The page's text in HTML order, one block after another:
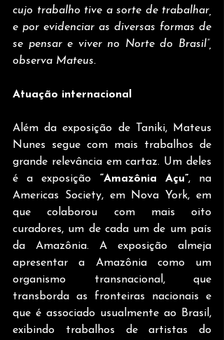
cujo trabalho tive a sorte de trabalhar,
e por evidenciar as diversas formas de
se pensar e viver no Norte do Brasil”,
observa Mateus.
Atuação internacional
Além da exposição de Taniki, Mateus
Nunes segue com mais trabalhos de
grande relevância em cartaz. Um deles
é a exposição “Amazônia Açu”, na
Americas Society, em Nova York, em
que colaborou com mais oito
curadores, um de cada um de um país
da Amazônia. A exposição almeja
apresentar a Amazônia como um
organismo transnacional, que
transborda as fronteiras nacionais e
que é associado usualmente ao Brasil,
exibindo trabalhos de artistas do